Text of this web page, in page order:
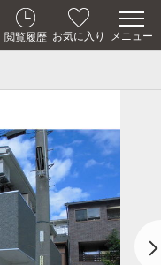
閲覧履歴 お気に入り メニュー